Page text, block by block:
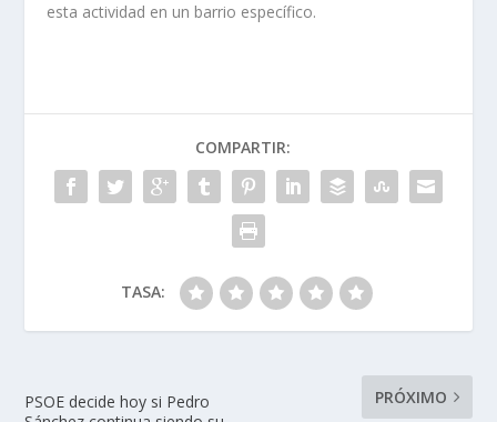
esta actividad en un barrio específico.
COMPARTIR:
TASA:
PSOE decide hoy si Pedro
PRÓXIMO